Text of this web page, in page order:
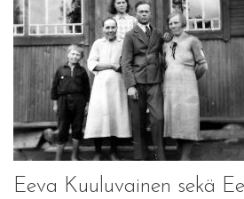
Eeva Kuuluvainen sekä